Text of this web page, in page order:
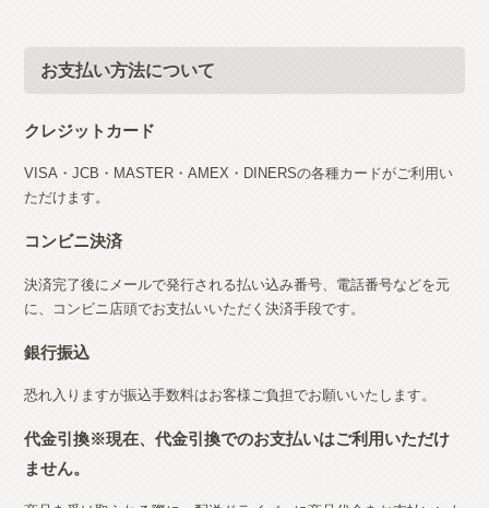
お支払い方法について
クレジットカード
VISA・JCB・MASTER・AMEX・DINERSの各種カードがご利用い
ただけます。
コンビニ決済
決済完了後にメールで発行される払い込み番号、電話番号などを元
に、コンビニ店頭でお支払いいただく決済手段です。
銀行振込
恐れ入りますが振込手数料はお客様ご負担でお願いいたします。
代金引換※現在、代金引換でのお支払いはご利用いただけ
ません。